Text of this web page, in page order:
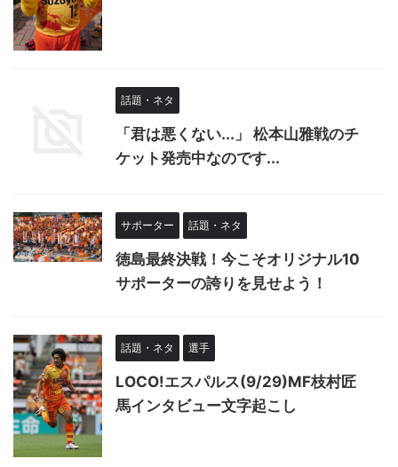
話題・ネタ
「君は悪くない...」 松本山雅戦のチ
ケット発売中なのです...
サポーター 話題・ネタ
徳島最終決戦！今こそオリジナル10
サポーターの誇りを見せよう！
話題・ネタ 選手
LOCO!エスパルス(9/29)MF枝村匠
馬インタビュー文字起こし